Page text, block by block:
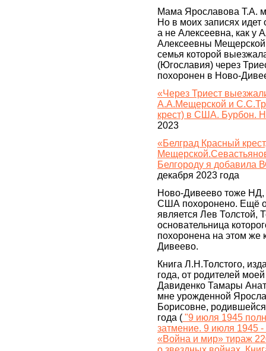
Мама Ярославова Т.А.
Но в моих записях идет
а не Алексеевна, как у
Алексеевны
семья которой
(Югославия) через
похоронен в Ново-
«Через Триест
А.А.Мещерской и
крест) в США. Бурбон.
2023
«Белград Красный
Белгороду я добавила
декабря 2023 года
Ново-Дивеево тоже НД,
США похоронено. Ещё
является Лев Толстой,
основательница
похоронена на этом же
Дивеево.
Книга Л.Н.Толстого,
года, от родителей
Давиденко Тамары
мне урожденной
Борисовне,
года ( "9 июля 1945
затмение. 9 июля 1945 -
«Война и мир» тираж